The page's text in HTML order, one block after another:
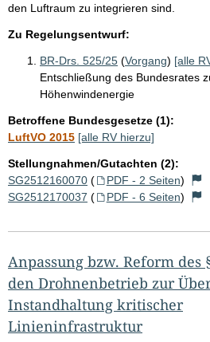
den Luftraum zu integrieren sind.
Zu Regelungsentwurf:
BR-Drs. 525/25 (Vorgang) [alle
Entschließung des Bundesrates
Höhenwindenergie
Betroffene Bundesgesetze (1):
LuftVO 2015 [alle RV hierzu]
Stellungnahmen/Gutachten (2):
SG2512160070 ( PDF - 2 Seiten)
SG2512170037 ( PDF - 6 Seiten)
Anpassung bzw. Reform des
den Drohnenbetrieb zur
Instandhaltung kritischer
Linieninfrastruktur